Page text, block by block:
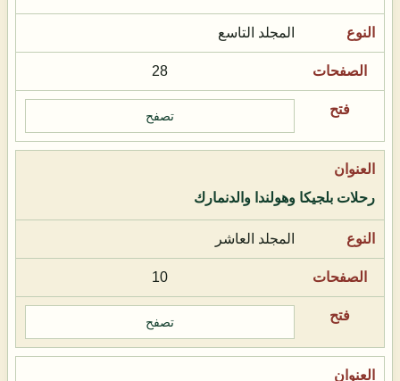
المجلد التاسع
28
تصفح
رحلات بلجيكا وهولندا والدنمارك
المجلد العاشر
10
تصفح